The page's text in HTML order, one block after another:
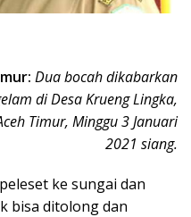
Dua bocah dikabarkan
di Desa Krueng Lingka,
Timur, Minggu 3 Januari
2021 siang.
ke sungai dan
bisa ditolong dan